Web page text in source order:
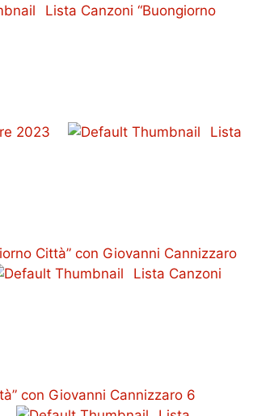
Lista Canzoni “Buongiorno
2023 Lista
Città” con Giovanni Cannizzaro
Lista Canzoni
con Giovanni Cannizzaro 6